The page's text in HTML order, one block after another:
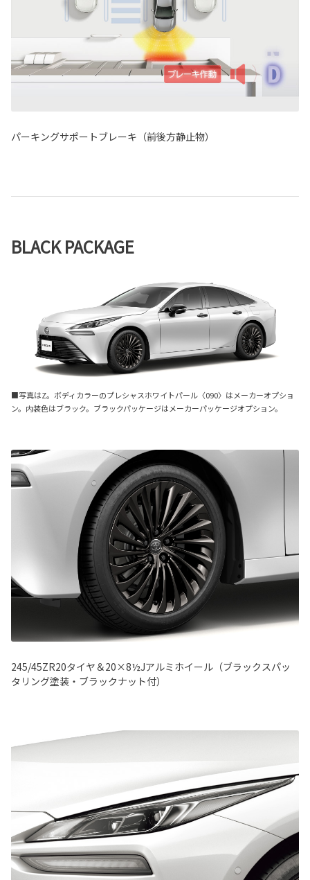
パーキングサポートブレーキ（前後方静止物）
BLACK PACKAGE
■写真はZ。ボディカラーのプレシャスホワイトパール〈090〉はメーカーオプショ
ン。内装色はブラック。ブラックパッケージはメーカーパッケージオプション。
245/45ZR20タイヤ＆20×8½Jアルミホイール（ブラックスパッ
タリング塗装・ブラックナット付）